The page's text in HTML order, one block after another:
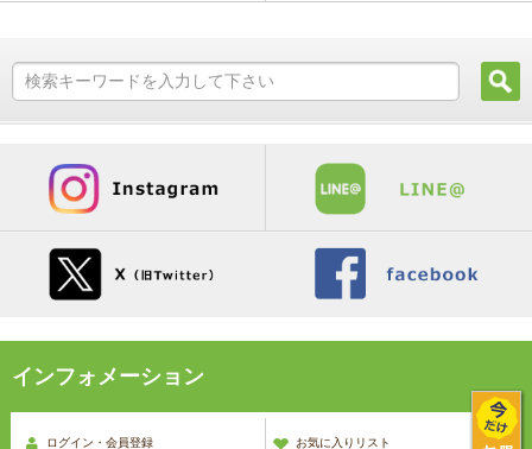
インフォメーション
ログイン・会員登録 お気に入りリスト